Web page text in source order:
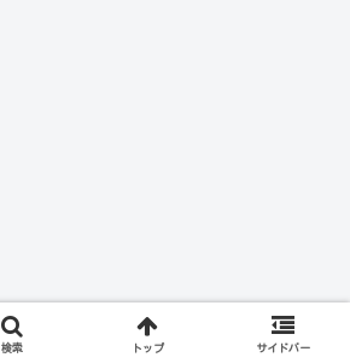
検索 トップ サイドバー